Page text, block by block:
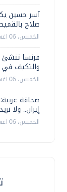
آسر حسين
صلاح
الخميس، 06 اغسطس 2026 08:57 ص
فرنسا تنشئ
والتكيف في
الخميس، 06 اغسطس 2026 06:27 ص
صحافة
إيران.. ولا
الخميس، 06 اغسطس 2026 06:22 ص